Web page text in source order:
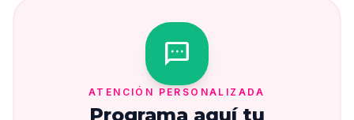
sms
ATENCIÓN PERSONALIZADA
Programa aquí tu